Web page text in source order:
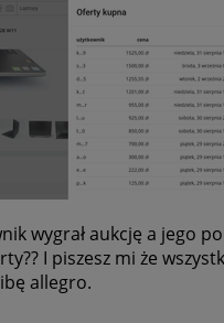
wygrał aukcję a jego
I piszesz mi że
allegro.